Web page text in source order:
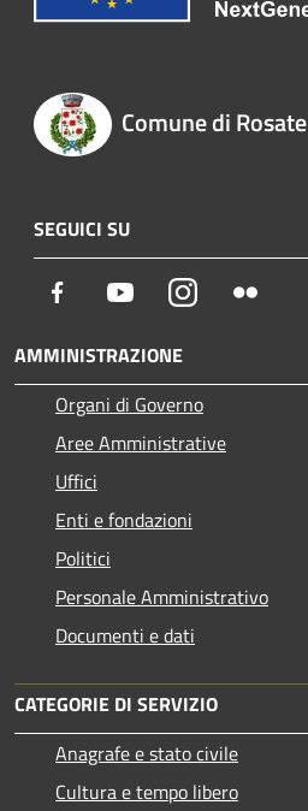
Comune di Rosate
SEGUICI SU
Facebook YoutubeInstagram
AMMINISTRAZIONE
Organi di Governo
Aree Amministrative
Uffici
Enti e fondazioni
Politici
Personale Amministrativo
Documenti e dati
CATEGORIE DI SERVIZIO
Anagrafe e stato civile
Cultura e tempo libero